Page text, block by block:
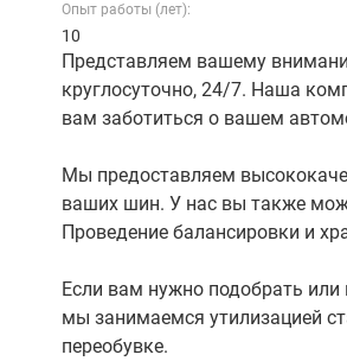
Опыт работы (лет):
10
Представляем вашему
круглосуточно, 24/7. Наша
вам заботиться о вашем
Мы предоставляем
ваших шин. У нас вы также
Проведение балансировки и
Если вам нужно подобрать
мы занимаемся утилизацией
переобувке.